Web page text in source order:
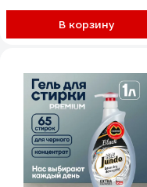
В корзину